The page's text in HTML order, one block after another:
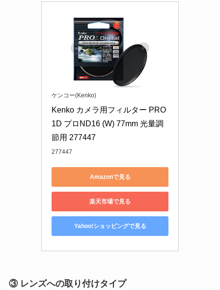
ケンコー(Kenko)
Kenko カメラ用フィルター PRO
1D プロND16 (W) 77mm 光量調
節用 277447
277447
Amazonで見る
楽天市場で見る
Yahoo!ショッピングで見る
③ レンズへの取り付けタイプ